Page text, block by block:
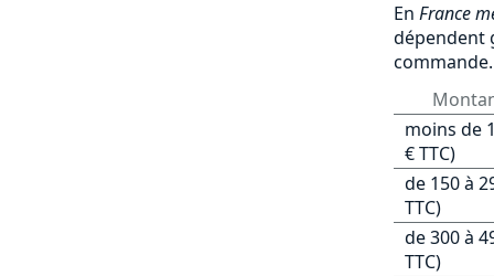
En France
dépendent
commande.
moins de
€ TTC)
de 150 à
TTC)
de 300 à
TTC)